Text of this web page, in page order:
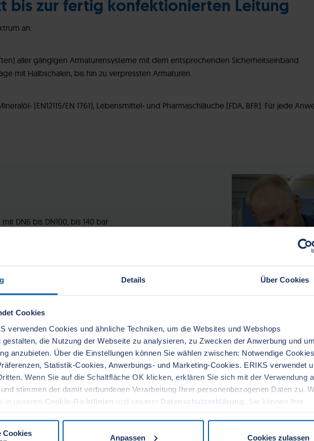
Details Über Cookies
Cookies
verwenden Cookies und ähnliche Techniken, um die Websites und Webshops
die Nutzung der Webseite zu analysieren, zu Zwecken der Anwerbung und
anzubieten. Über die Einstellungen können Sie wählen zwischen: Notwendige
Statistik-Cookies, Anwerbungs- und Marketing-Cookies. ERIKS verwendet
Wenn Sie auf die Schaltfläche OK klicken, erklären Sie sich mit der Verwendung
stimmen der damit verbundenen Verarbeitung Ihrer personenbezogenen Daten zu.
in unseren Cookie-Richtlinien und unserer Datenschutzerklärung . Sie können Ihre
Cookies
Anpassen Cookies zulassen
bis zur fertig konfektionierten Leitung
an:
aller gängigen Armaturensysteme mit dem entsprechenden Sicherheitseinband
mit Halbschalen, bis hin zu verpressten Armaturen.
(EN12115/EN 1761), Lebensmittel- und Pharmaschläuche (FDA, BFR): Für jede
DN6 bis DN100, bis 140 bar
nach Ihren Wünschen
innerhalb von einem Arbeitstag eine Antwort.
Frage